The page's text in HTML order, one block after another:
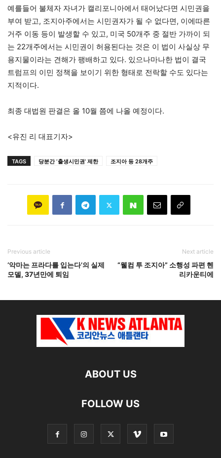
예를들어 불체자 자녀가 캘리포니아에서 태어났다면 시민권을
부여 받고, 조지아주에서는 시민권자가 될 수 없다면, 이에따른
거주 이동 등이 발생할 수 있고, 미국 50개주 중 절반 가까이 되
는 22개주에서는 시민권이 허용된다는 것은 이 법이 사실상 무
용지물이라는 견해가 팽배하고 있다. 있으나마나한 법이 결국
트럼프의 이민 정책을 보이기 위한 형태로 전락할 수도 있다는
지적이다.
최종 대법원 판결은 올 10월 쯤에 나올 예정이다.
<유진 리 대표기자>
TAGS 당분간 ‘출생시민권’ 제한 조지아 등 28개주
Previous article
‘악마는 프라다를 입는다’의 실제
모델, 37년만에 퇴임
Next article
“웰컴 투 조지아” 소행성 파편 헨
리카운티에
ABOUT US
FOLLOW US